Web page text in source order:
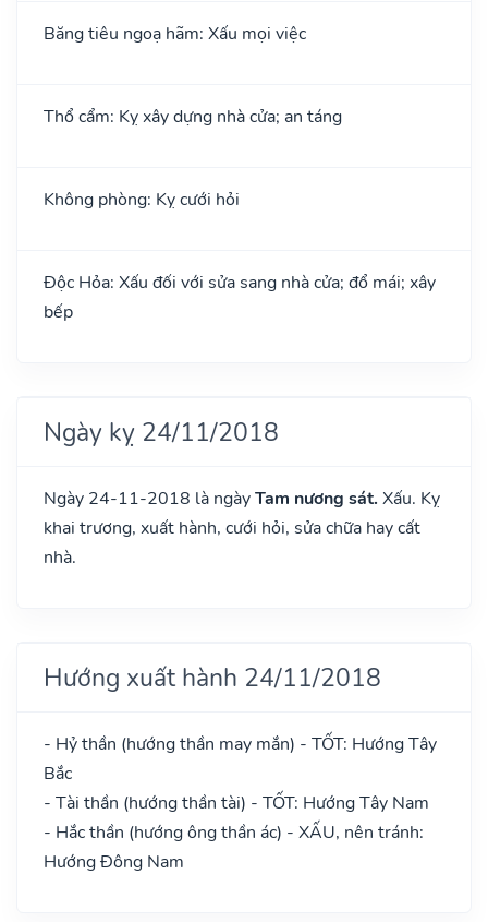
Băng tiêu ngoạ hãm: Xấu mọi việc
Thổ cẩm: Kỵ xây dựng nhà cửa; an táng
Không phòng: Kỵ cưới hỏi
Độc Hỏa: Xấu đối với sửa sang nhà cửa; đổ mái; xây
bếp
Ngày kỵ 24/11/2018
Ngày 24-11-2018 là ngàyTam nương sát. Xấu. Kỵ
khai trương, xuất hành, cưới hỏi, sửa chữa hay cất
nhà.
Hướng xuất hành 24/11/2018
- Hỷ thần (hướng thần may mắn) - TỐT: Hướng Tây
Bắc
- Tài thần (hướng thần tài) - TỐT: Hướng Tây Nam
- Hắc thần (hướng ông thần ác) - XẤU, nên tránh:
Hướng Đông Nam